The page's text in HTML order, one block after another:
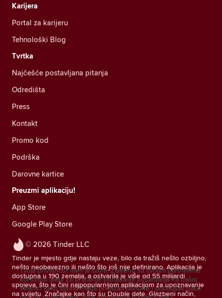
© 2026 Tinder LLC
Tinder je mjesto gdje nastaju veze, bilo da tražiš nešto ozbiljno,
nešto neobavezno ili nešto što još nije definirano. Aplikacija je
dostupna u 190 zemalja, a ostvarila je više od 55 milijardi
spojeva, što je čini najpopularnijom aplikacijom za upoznavanje
na svijetu. Značajke kao što su Double date, Glazbeni način,
Karijera
Portal za karijeru
Tehnološki Blog
Tvrtka
Najčešće postavljana pitanja
Odredišta
Press
Kontakt
Promo kod
Podrška
Darovne kartice
Preuzmi aplikaciju!
App Store
Google Play Store
Tvoja privatnost nam je bitna. Zajedno sa svojim partnerima
koristimo alate za praćenje ponašanja posjetitelja na našoj
stranici kako bismo mogli prikazati ponude i poboljšati naše